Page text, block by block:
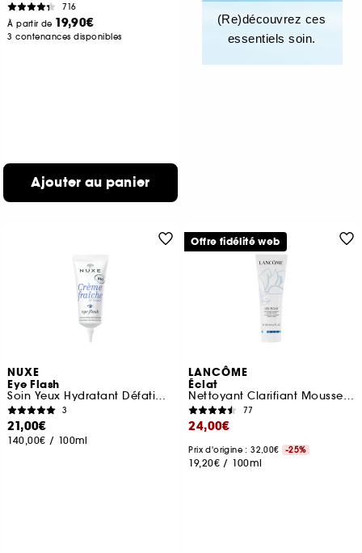
716
À partir de 19,90€
3 contenances disponibles
Ajouter au panier
(Re)découvrez ces
essentiels soin.
NUXE
Eye Flash
Soin Yeux Hydratant Défatigant, Certifié Bio
3
21,00€
140,00€ / 100ml
LANCÔME
Éclat
Nettoyant Clarifiant Mousse Perlée
77
24,00€
Prix d'origine : 32,00€ -25%
19,20€ / 100ml
Offre fidélité web